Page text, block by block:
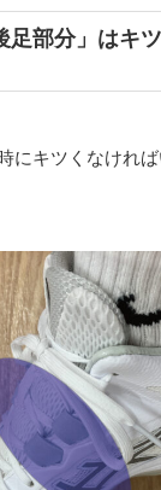
足部分」はキ
にキツくなけれ